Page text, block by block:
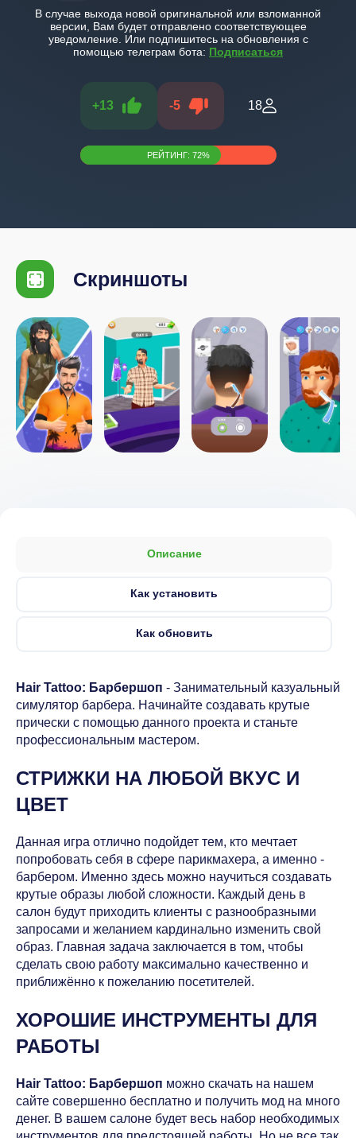
В случае выхода новой оригинальной или взломанной
версии, Вам будет отправлено соответствующее
уведомление. Или подпишитесь на обновления с
помощью телеграм бота: Подписаться
+13 -5 18
РЕЙТИНГ: 72%
Скриншоты
Описание
Как установить
Как обновить
Hair Tattoo: Барбершоп - Занимательный казуальный
симулятор барбера. Начинайте создавать крутые
прически с помощью данного проекта и станьте
профессиональным мастером.
СТРИЖКИ НА ЛЮБОЙ ВКУС И
ЦВЕТ
Данная игра отлично подойдет тем, кто мечтает
попробовать себя в сфере парикмахера, а именно -
барбером. Именно здесь можно научиться создавать
крутые образы любой сложности. Каждый день в
салон будут приходить клиенты с разнообразными
запросами и желанием кардинально изменить свой
образ. Главная задача заключается в том, чтобы
сделать свою работу максимально качественно и
приближённо к пожеланию посетителей.
ХОРОШИЕ ИНСТРУМЕНТЫ ДЛЯ
РАБОТЫ
Hair Tattoo: Барбершоп можно скачать на нашем
сайте совершенно бесплатно и получить мод на много
денег. В вашем салоне будет весь набор необходимых